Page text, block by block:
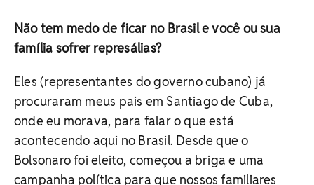
Não tem medo de ficar no Brasil e você ou sua
família sofrer represálias?
Eles (representantes do governo cubano) já
procuraram meus pais em Santiago de Cuba,
onde eu morava, para falar o que está
acontecendo aqui no Brasil. Desde que o
Bolsonaro foi eleito, começou a briga e uma
campanha política para que nossos familiares